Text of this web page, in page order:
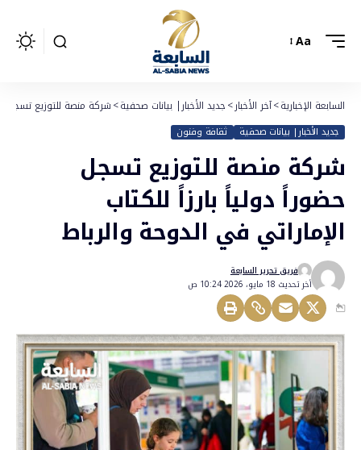
Aa
السابعة الإخبارية>آخر الأخبار>جديد الأخبار| بيانات صحفية>شركة منصة للتوزيع تسجل
جديد الأخبار| بيانات صحفية ثقافة وفنون
شركة منصة للتوزيع تسجل
حضوراً دولياً بارزاً للكتاب
الإماراتي في الدوحة والرباط
أخر تحديث 18 مايو، 2026 10:24 ص
فريق تحرير السابعة